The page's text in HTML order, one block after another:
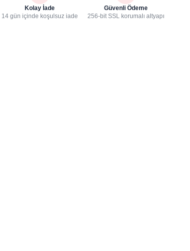
Kolay İade
14 gün içinde koşulsuz iade
Güvenli Ödeme
256-bit SSL korumalı altyapı